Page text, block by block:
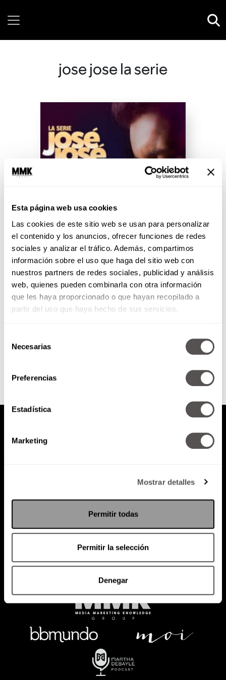
Esta página web usa cookies
Las cookies de este sitio web se usan para personalizar
el contenido y los anuncios, ofrecer funciones de redes
sociales y analizar el tráfico. Además, compartimos
información sobre el uso que haga del sitio web con
nuestros partners de redes sociales, publicidad y análisis
web, quienes pueden combinarla con otra información
que les haya proporcionado o que hayan recopilado a
partir del uso que haya hecho de sus servicios.
Necesarias
Preferencias
Estadística
Marketing
Mostrar detalles
Permitir todas
Permitir la selección
Denegar
jose jose la serie
José José la serie: El príncipe de
la canción
Está basada en el libro “Es mi
vida” que escribió José José, nos
van a contar sus éxitos, amores,
adicciones,...
Política de Privacidad
PODCAST RADIO MARTHA EVENTOS
SACA TU ID